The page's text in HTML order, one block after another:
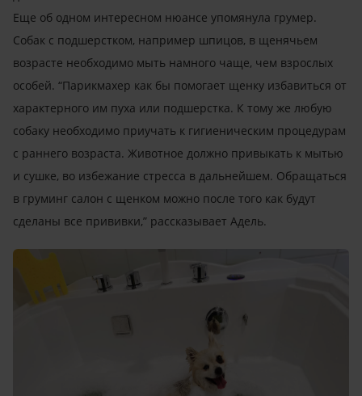
Еще об одном интересном нюансе упомянула грумер.
Собак с подшерстком, например шпицов, в щенячьем
возрасте необходимо мыть намного чаще, чем взрослых
особей. “Парикмахер как бы помогает щенку избавиться от
характерного им пуха или подшерстка. К тому же любую
собаку необходимо приучать к гигиеническим процедурам
с раннего возраста. Животное должно привыкать к мытью
и сушке, во избежание стресса в дальнейшем. Обращаться
в груминг салон с щенком можно после того как будут
сделаны все прививки,” рассказывает Адель.